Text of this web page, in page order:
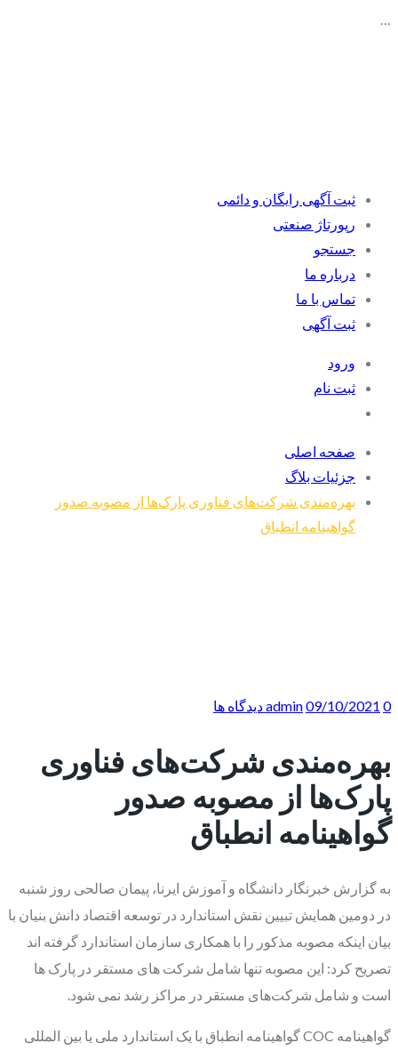
…
ثبت آگهی رایگان و دائمی
رپورتاژ صنعتی
جستجو
درباره ما
تماس با ما
ثبت آگهی
ورود
ثبت نام
صفحه اصلی
جزئیات بلاگ
بهره‌مندی شرکت‌های فناوری پارک‌ها از مصوبه صدور
گواهینامه انطباق
admin09/10/2021 0 دیدگاه ها
بهره‌مندی شرکت‌های فناوری
پارک‌ها از مصوبه صدور
گواهینامه انطباق
به گزارش خبرنگار دانشگاه و آموزش ایرنا، پیمان صالحی روز شنبه
در دومین همایش تبیین نقش استاندارد در توسعه اقتصاد دانش بنیان با
بیان اینکه مصوبه مذکور را با همکاری سازمان استاندارد گرفته اند
تصریح کرد: این مصوبه تنها شامل شرکت های مستقر در پارک ها
است و شامل شرکت‌های مستقر در مراکز رشد نمی شود.
گواهینامه COC گواهینامه انطباق با یک استاندارد ملی یا بین المللی